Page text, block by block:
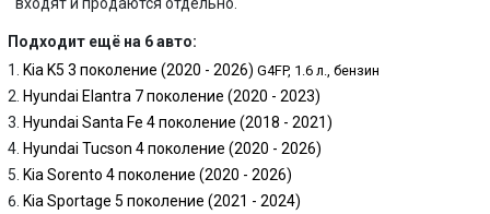
Подходит ещё на 6 авто:
Kia K5 3 поколение (2020 - 2026) G4FP, 1.6 л., бензин
Hyundai Elantra 7 поколение (2020 - 2023)
Hyundai Santa Fe 4 поколение (2018 - 2021)
Hyundai Tucson 4 поколение (2020 - 2026)
Kia Sorento 4 поколение (2020 - 2026)
Kia Sportage 5 поколение (2021 - 2024)